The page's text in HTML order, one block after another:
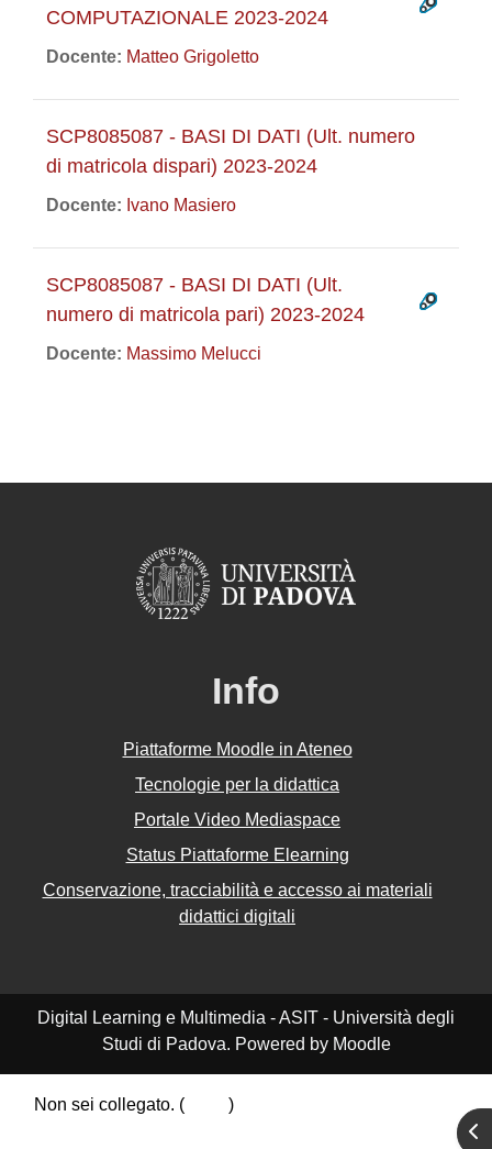
COMPUTAZIONALE 2023-2024
Docente: Matteo Grigoletto
SCP8085087 - BASI DI DATI (Ult. numero
di matricola dispari) 2023-2024
Docente: Ivano Masiero
SCP8085087 - BASI DI DATI (Ult.
numero di matricola pari) 2023-2024
Docente: Massimo Melucci
Info
Piattaforme Moodle in Ateneo
Tecnologie per la didattica
Portale Video Mediaspace
Status Piattaforme Elearning
Conservazione, tracciabilità e accesso ai materiali
didattici digitali
Digital Learning e Multimedia - ASIT - Università degli
Studi di Padova. Powered by Moodle
Non sei collegato. (
)